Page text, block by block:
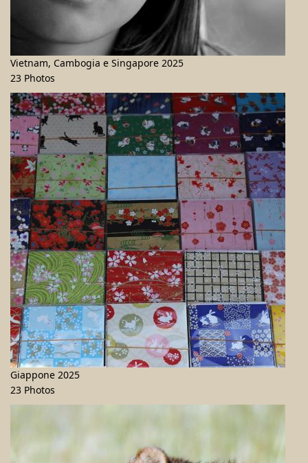
Vietnam, Cambogia e Singapore 2025
23 Photos
Giappone 2025
23 Photos